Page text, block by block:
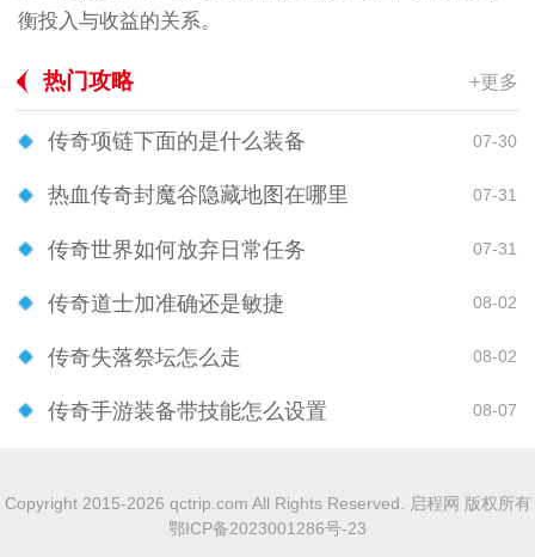
衡投入与收益的关系。
热门攻略 +更多
传奇项链下面的是什么装备 07-30
热血传奇封魔谷隐藏地图在哪里 07-31
传奇世界如何放弃日常任务 07-31
传奇道士加准确还是敏捷 08-02
传奇失落祭坛怎么走 08-02
传奇手游装备带技能怎么设置 08-07
Copyright 2015-2026 qctrip.com All Rights Reserved. 启程网 版权所有
鄂ICP备2023001286号-23